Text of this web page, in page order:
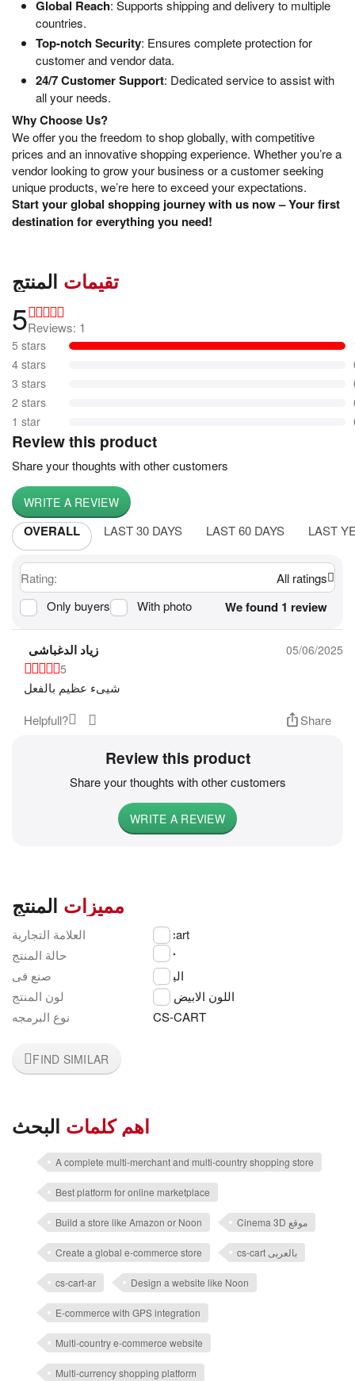
Global Reach: Supports shipping and delivery to multiple
countries.
Top-notch Security: Ensures complete protection for
customer and vendor data.
24/7 Customer Support: Dedicated service to assist with
all your needs.
Why Choose Us?
We offer you the freedom to shop globally, with competitive
prices and an innovative shopping experience. Whether you’re a
vendor looking to grow your business or a customer seeking
unique products, we’re here to exceed your expectations.
Start your global shopping journey with us now – Your first
destination for everything you need!
تقيمات المنتج
5Reviews: 1
5 stars
4 stars
3 stars
2 stars
1 star
Review this product
Share your thoughts with other customers
WRITE A REVIEW
OVERALL LAST 30 DAYS LAST 60 DAYS LAST
Rating:
All ratings
Only buyers
With photo We found 1 review
زياد الدغباشى
05/06/2025
5
شيىء عظيم بالفعل
Helpfull?
Share
Review this product
Share your thoughts with other customers
WRITE A REVIEW
مميزات المنتج
العلامة التجارية
cs-cart
حالة المنتج
جديد
صنع فى
اليابان
لون المنتج
اللون الابيض
نوع البرمجه
CS-CART
FIND SIMILAR
اهم كلمات البحث
A complete multi-merchant and multi-country shopping store
Best platform for online marketplace
Build a store like Amazon or Noon Cinema 3D موقع
Create a global e-commerce store cs-cart بالعربى
cs-cart-ar Design a website like Noon
E-commerce with GPS integration
Multi-country e-commerce website
Multi-currency shopping platform